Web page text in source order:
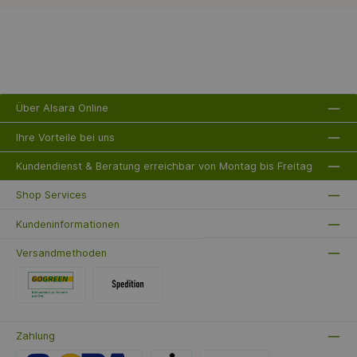
Über Alsara Online
Ihre Vorteile bei uns
Kundendienst & Beratung erreichbar von Montag bis Freitag
Shop Services
Kundeninformationen
Versandmethoden
Zahlung